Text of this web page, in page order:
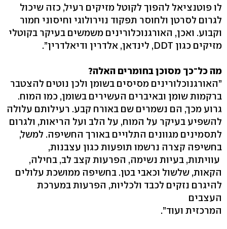
לו פוטנציאל להפוך לקוטל מזיקים רעיל, כזה שיכול
לגרום לסרטן ולחוסר תפקוד נוירולוגי וחיסוני חמור
וקבוע. ואכן, האורגנוכלורינים משמשים בעיקר בקוטלי
מזיקים כגון DDT, לינדאן, אלדרין ודיאלדרין”.
מה כל־כך מסוכן בחומרים האלה?
”האורגנוכלורינים מסיסים בשומן ולכן נוטים להצטבר
ברקמות שומן ובאיברים העשירים בשומן, כמו המוח.
גרוע מכך, הם נשמרים שם באורח קבע. רעילותם עלולה
להשפיע בעיקר על המוח, על הלב ועל הריאות, ולגרום
לתסמינים מגוונים התלויים באורך החשיפה. למשל,
בחשיפה קצרה נרשמו תופעות כגון עצבנות,
עוויתות, בעיות נשימה, הפרעות קצב לב, בחילה,
הקאות, שלשול וכאבי בטן. בחשיפה ממושכת עלולים
להיגרם נזקים לכבד ולכליות, הפרעות במערכת
העצבים
המרכזית ועוד”.